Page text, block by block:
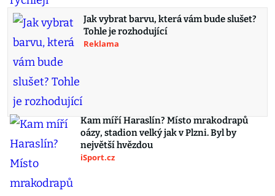
Jak vybrat barvu, která vám bude slušet?
Tohle je rozhodující
Reklama
Kam míří Haraslín? Místo mrakodrapů
oázy, stadion velký jak v Plzni. Byl by
největší hvězdou
iSport.cz